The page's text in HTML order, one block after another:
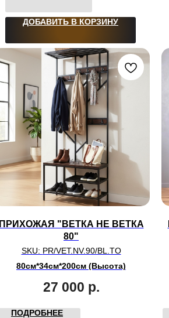
ДОБАВИТЬ В КОРЗИНУ
ПРИХОЖАЯ "ВЕТКА НЕ ВЕТКА
80"
SKU: PR/VET.NV.90/BL.TO
80см*34см*200см (Высота)
27 000 р.
ПОДРОБНЕЕ